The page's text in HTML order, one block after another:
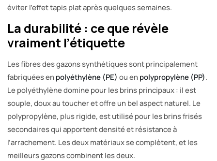
éviter l’effet tapis plat après quelques semaines.
La durabilité : ce que révèle
vraiment l’étiquette
Les fibres des gazons synthétiques sont principalement
fabriquées enpolyéthylène (PE) ou enpolypropylène (PP).
Le polyéthylène domine pour les brins principaux : il est
souple, doux au toucher et offre un bel aspect naturel. Le
polypropylène, plus rigide, est utilisé pour les brins frisés
secondaires qui apportent densité et résistance à
l’arrachement. Les deux matériaux se complètent, et les
meilleurs gazons combinent les deux.